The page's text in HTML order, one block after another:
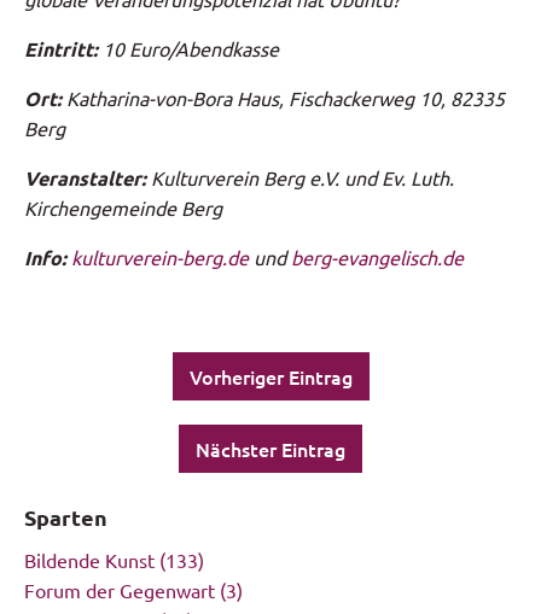
Eintritt:10 Euro/Abendkasse
Ort:Katharina-von-Bora Haus, Fischackerweg 10, 82335
Berg
Veranstalter:Kulturverein Berg e.V. und Ev. Luth.
Kirchengemeinde Berg
Info:kulturverein-berg.deundberg-evangelisch.de
Vorheriger Eintrag
Nächster Eintrag
Sparten
Bildende Kunst (133)
Forum der Gegenwart (3)